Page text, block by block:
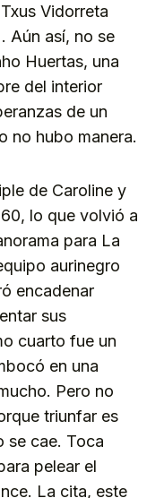
Vidorreta
Aún así, no se
Huertas, una
del interior
de un
no hubo manera.
de Caroline y
lo que volvió a
para La
aurinegro
encadenar
sus
cuarto fue un
en una
Pero no
triunfar es
se cae. Toca
pelear el
La cita, este